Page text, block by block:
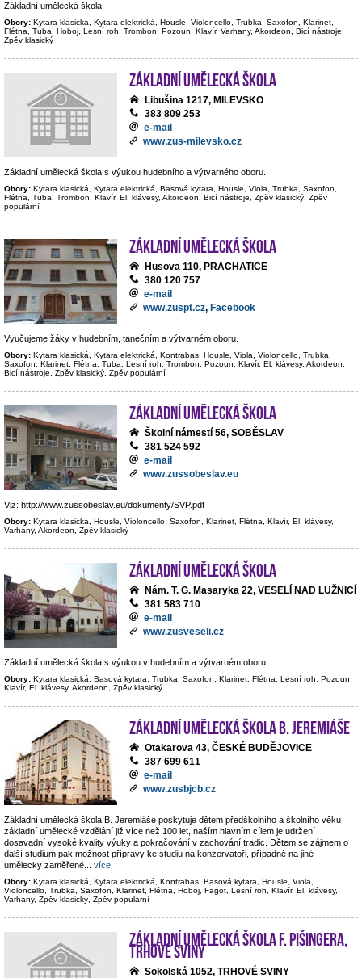
Základní umělecká škola
Obory: Kytara klasická, Kytara elektrická, Housle, Violoncello, Trubka, Saxofon, Klarinet,
Flétna, Tuba, Hoboj, Lesní roh, Trombon, Pozoun, Klavír, Varhany, Akordeon, Bicí nástroje,
Zpěv klasický
Základní umělecká škola
Libušina 1217, MILEVSKO
383 809 253
e-mail
www.zus-milevsko.cz
Základní umělecká škola s výukou hudebního a výtvarného oboru.
Obory: Kytara klasická, Kytara elektrická, Basová kytara, Housle, Viola, Trubka, Saxofon,
Flétna, Tuba, Trombon, Klavír, El. klávesy, Akordeon, Bicí nástroje, Zpěv klasický, Zpěv
populární
Základní umělecká škola
Husova 110, PRACHATICE
380 120 757
e-mail
www.zuspt.cz, Facebook
Vyučujeme žáky v hudebním, tanečním a výtvarném oboru.
Obory: Kytara klasická, Kytara elektrická, Kontrabas, Housle, Viola, Violoncello, Trubka,
Saxofon, Klarinet, Flétna, Tuba, Lesní roh, Trombon, Pozoun, Klavír, El. klávesy, Akordeon,
Bicí nástroje, Zpěv klasický, Zpěv populární
Základní umělecká škola
Školní námestí 56, SOBĚSLAV
381 524 592
e-mail
www.zussobeslav.eu
Viz: http://www.zussobeslav.eu/dokumenty/SVP.pdf
Obory: Kytara klasická, Housle, Violoncello, Saxofon, Klarinet, Flétna, Klavír, El. klávesy,
Varhany, Akordeon, Zpěv klasický
Základní umělecká škola
Nám. T. G. Masaryka 22, VESELÍ NAD LUŽNICÍ
381 583 710
e-mail
www.zusveseli.cz
Základní umělecká škola s výukou v hudebním a výtvarném oboru.
Obory: Kytara klasická, Basová kytara, Trubka, Saxofon, Klarinet, Flétna, Lesní roh, Pozoun,
Klavír, El. klávesy, Akordeon, Zpěv klasický
Základní umělecká škola B. Jeremiáše
Otakarova 43, ČESKÉ BUDĚJOVICE
387 699 611
e-mail
www.zusbjcb.cz
Základní umělecká škola B. Jeremiáše poskytuje dětem předškolního a školního věku
základní umělecké vzdělání již více než 100 let, naším hlavním cílem je udržení
dosavadní vysoké kvality výuky a pokračování v zachování tradic. Dětem se zájmem o
další studium pak možnost přípravy ke studiu na konzervatoři, případně na jiné
umělecky zaměřené
více
Obory: Kytara klasická, Kytara elektrická, Kontrabas, Basová kytara, Housle, Viola,
Violoncello, Trubka, Saxofon, Klarinet, Flétna, Hoboj, Fagot, Lesní roh, Klavír, El. klávesy,
Varhany, Zpěv klasický, Zpěv populární
Základní umělecká škola F. Pišingera,
Trhové Sviny
Sokolská 1052, TRHOVÉ SVINY